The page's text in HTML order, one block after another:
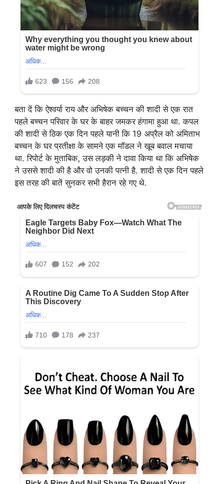
बता दें कि ऐश्वर्या राय और अभिषेक बच्चन की शादी से एक रात
पहले बच्चन परिवार के घर के बाहर जमकर हंगामा हुआ था. कपल
की शादी से ठिक एक दिन पहले यानी कि 19 अप्रैल को अमिताभ
बच्चन के घर प्रतीक्षा के सामने एक मॉडल ने खूब बवाल मचाया
था. रिपोर्ट के मुताबिक, उस लड़की ने दावा किया था कि अभिषेक
ने उससे शादी की है और वो उनकी पत्नी है. शादी से एक दिन पहले
इस तरह की बातें सुनकर सभी हैरान रहे गए थे.